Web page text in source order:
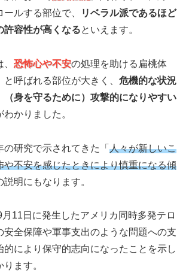
ルする部位で、
リベラル派であるほど
許容性が高くなるといえます。
恐怖心や不安の処理を助ける扁桃体
と呼ばれる部位が大きく、 危機的な状況
（身を守るために）攻撃的になりやすい
かりました。
の研究で示されてきた「 人々が新しいこ
や不安を感じたときにより慎重になる傾
説明にもなります。
11日に発生したアメリカ同時多発テロ
安全保障や軍事支出のような問題への支
的により保守的志向になったことを示し
ます。